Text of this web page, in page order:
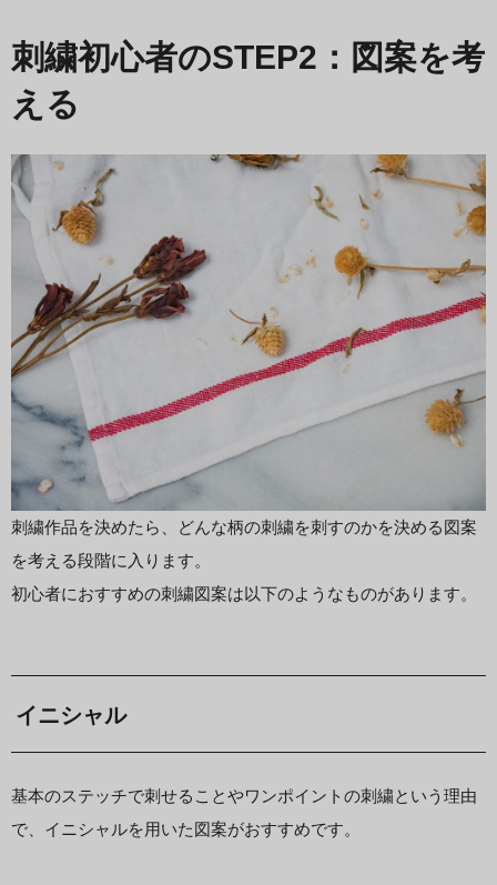
刺繍初心者のSTEP2：図案を考
える
刺繍作品を決めたら、どんな柄の刺繍を刺すのかを決める図案
を考える段階に入ります。
初心者におすすめの刺繍図案は以下のようなものがあります。
イニシャル
基本のステッチで刺せることやワンポイントの刺繍という理由
で、イニシャルを用いた図案がおすすめです。